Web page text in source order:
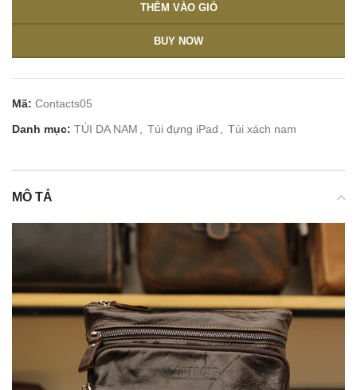
THÊM VÀO GIỎ
BUY NOW
Mã: Contacts05
Danh mục: TÚI DA NAM Túi đựng iPad Túi xách nam
MÔ TẢ